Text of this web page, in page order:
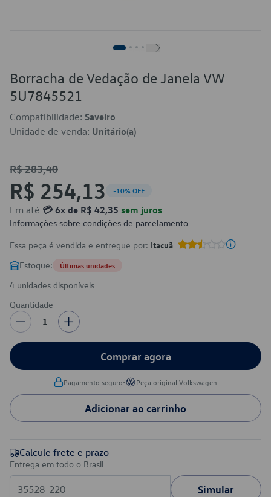
Borracha de Vedação de Janela VW
5U7845521
Compatibilidade: Saveiro
Unidade de venda: Unitário(a)
R$ 283,40
R$ 254,13 -10% OFF
Em até 💳 6x de R$ 42,35 sem juros
Informações sobre condições de parcelamento
Essa peça é vendida e entregue por: Itacuã
Estoque: Últimas unidades
4 unidades disponíveis
Quantidade
1
Comprar agora
Pagamento seguro• Peça original Volkswagen
Adicionar ao carrinho
Calcule frete e prazo
Entrega em todo o Brasil
Simular